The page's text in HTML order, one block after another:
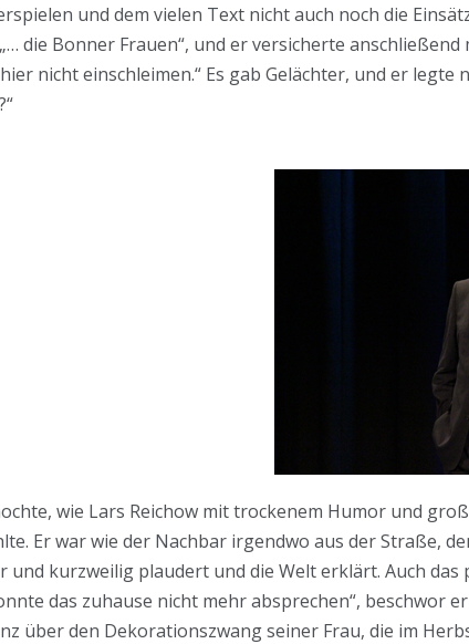
und dem vielen Text nicht auch noch die
die Bonner Frauen“, und er versicherte
nicht einschleimen.“ Es gab Gelächter, und er
wie Lars Reichow mit trockenem Humor und
Er war wie der Nachbar irgendwo aus der Straße,
und kurzweilig plaudert und die Welt erklärt. Auch
das zuhause nicht mehr absprechen“, beschwor
über den Dekorationszwang seiner Frau, die im